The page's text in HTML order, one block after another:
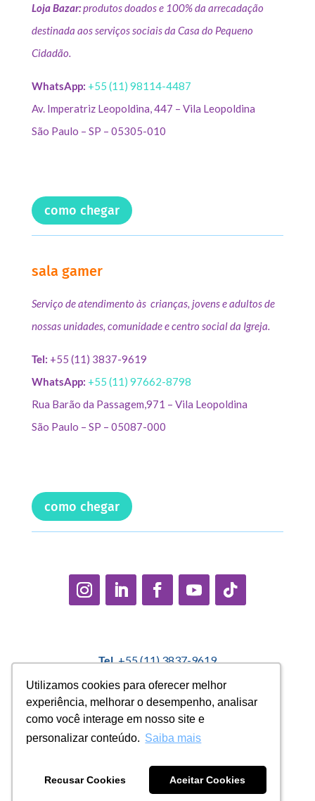
Utilizamos cookies para oferecer melhor
experiência, melhorar o desempenho, analisar
como você interage em nosso site e
personalizar conteúdo. Saiba mais
Recusar Cookies Aceitar Cookies
Utilizamos cookies para oferecer melhor
experiência, melhorar o desempenho, analisar
como você interage em nosso site e
personalizar conteúdo. Saiba mais
Recusar Cookies Aceitar Cookies
Loja Bazar:produtos doados e 100% da arrecadação
destinada aos serviços sociais da Casa do Pequeno
Cidadão.
WhatsApp: +55 (11) 98114-4487
Av. Imperatriz Leopoldina, 447 – Vila Leopoldina
São Paulo – SP – 05305-010
como chegar
sala gamer
Serviço de atendimento às crianças, jovens e adultos de
nossas unidades, comunidade e centro social da Igreja.
Tel: +55 (11) 3837-9619
WhatsApp: +55 (11) 97662-8798
Rua Barão da Passagem,971 – Vila Leopoldina
São Paulo – SP – 05087-000
como chegar
Tel.+55 (11) 3837-9619
Política Interna de Proteção de Dados |Encarregado de
Dados: Marcelo Correa |
denuncias@casadopequenocidadao.org.br